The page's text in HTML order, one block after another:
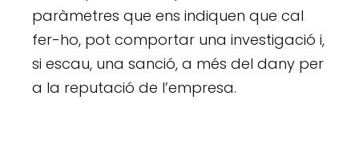
paràmetres que ens indiquen que cal
fer-ho, pot comportar una investigació i,
si escau, una sanció, a més del dany per
a la reputació de l’empresa.